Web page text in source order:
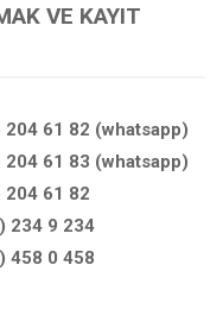
VE KAYIT
61 82 (whatsapp)
61 83 (whatsapp)
204 61 82
234 9 234
458 0 458